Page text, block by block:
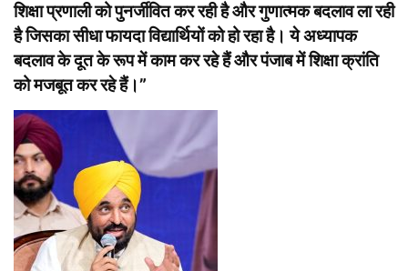
शिक्षा प्रणाली को पुनर्जीवित कर रही है और गुणात्मक बदलाव ला रही
है जिसका सीधा फायदा विद्यार्थियों को हो रहा है। ये अध्यापक
बदलाव के दूत के रूप में काम कर रहे हैं और पंजाब में शिक्षा क्रांति
को मजबूत कर रहे हैं।”